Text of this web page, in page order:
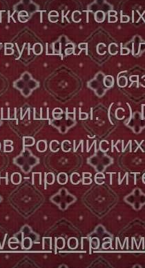
(с)